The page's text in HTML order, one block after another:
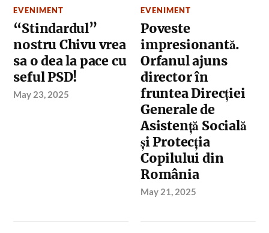
EVENIMENT
“Stindardul”
nostru Chivu vrea
sa o dea la pace cu
seful PSD!
May 23, 2025
EVENIMENT
Poveste
impresionantă.
Orfanul ajuns
director în
fruntea Direcției
Generale de
Asistență Socială
și Protecția
Copilului din
România
May 21, 2025